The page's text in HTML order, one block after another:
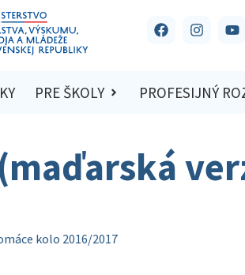
PRE ŠKOLY PROFESIJNÝ
kolo 2016/2017